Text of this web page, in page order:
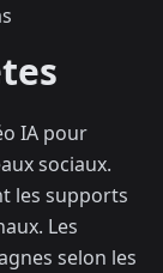
IA pour
sociaux.
les supports
Les
selon les